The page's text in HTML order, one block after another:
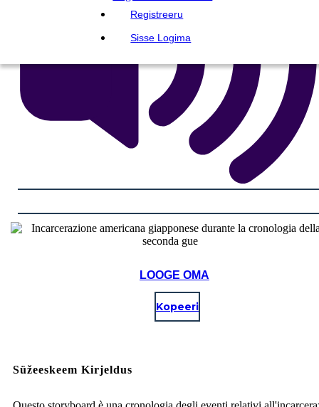
Registreeru
Sisse Logima
LOOGE OMA
Kopeeri
Süžeeskeem Kirjeldus